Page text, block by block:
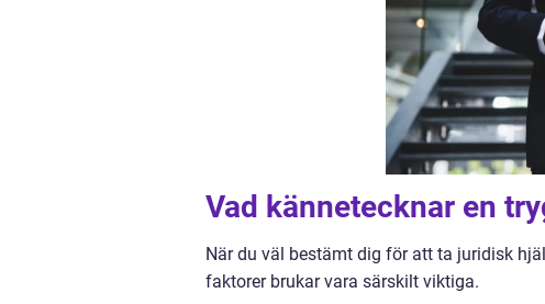
Vad kännetecknar en
När du väl bestämt dig för att ta juridisk
faktorer brukar vara särskilt viktiga.